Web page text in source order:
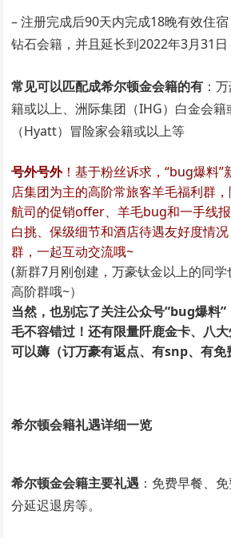
– 注册完成后90天内完成18晚有效住
钻石会籍，并且延长到2022年3月31日
常见可以匹配成希尔顿金会籍的有 ：
籍或以上、洲际集团（IHG）白金会籍
（Hyatt）冒险家会籍或以上等
号外号外！基于粉丝诉求，“bug爆料”
店集团为主的高阶常旅客羊毛福利群
航司的促销offer、羊毛bug和一手线
白挑、保级细节和酒店待遇友好度情
群，一起互动交流哦~
(新群7月刚创建 ，万豪钛金以上的同
高阶群哦~）
当然，也别忘了关注公众号“bug爆料
毛不容错过！还有限量阡鹿金卡、八
可以薅（订万豪有返点、有snp、有免
希尔顿会籍礼遇详细一览
希尔顿金会籍主要礼遇 ：免费早餐、
分延迟退房等。